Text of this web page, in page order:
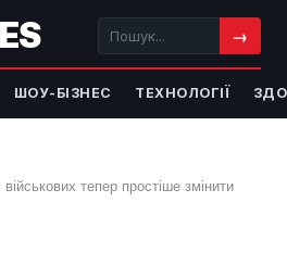
→
ШОУ-БІЗНЕС ТЕХНОЛОГІЇ
тепер простіше змінити